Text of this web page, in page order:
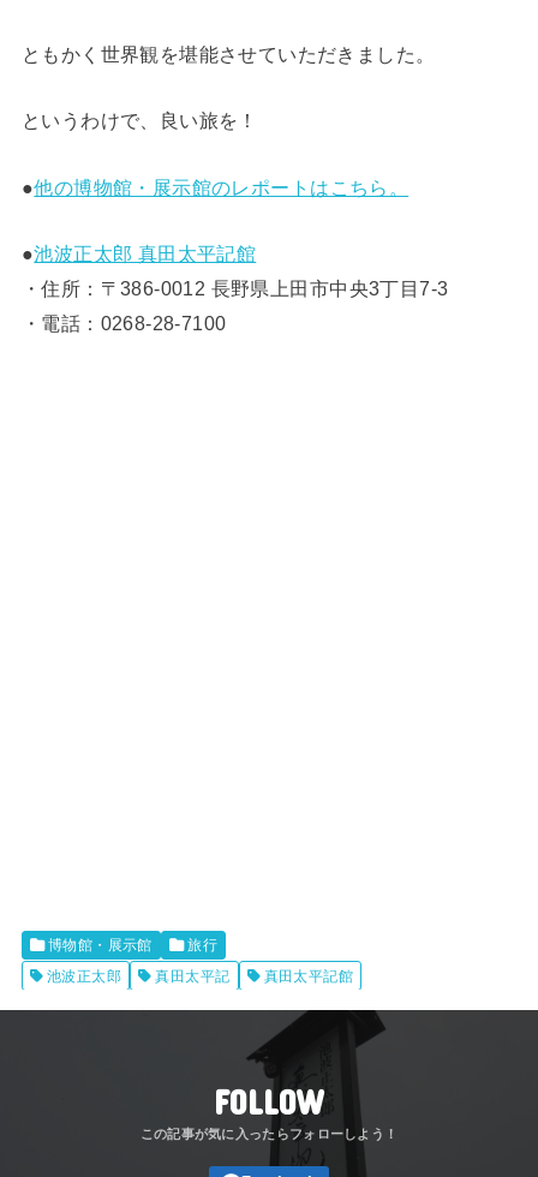
ともかく世界観を堪能させていただきました。
というわけで、良い旅を！
●他の博物館・展示館のレポートはこちら。
●池波正太郎 真田太平記館
・住所：〒386-0012 長野県上田市中央3丁目7-3
・電話：0268-28-7100
博物館・展示館
旅行
池波正太郎
真田太平記 真田太平記館
FOLLOW